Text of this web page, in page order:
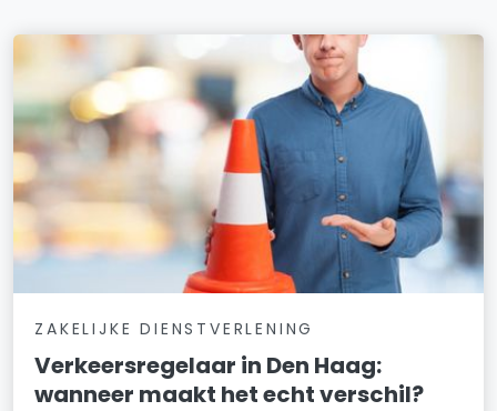
ZAKELIJKE DIENSTVERLENING
Verkeersregelaar in Den Haag:
wanneer maakt het echt verschil?